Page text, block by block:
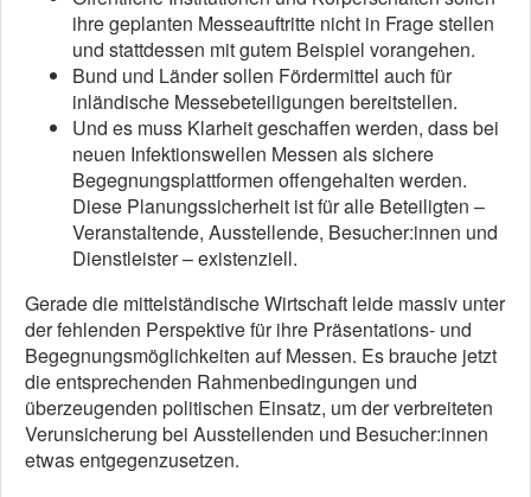
ihre geplanten Messeauftritte nicht in Frage stellen
und stattdessen mit gutem Beispiel vorangehen.
Bund und Länder sollen Fördermittel auch für
inländische Messebeteiligungen bereitstellen.
Und es muss Klarheit geschaffen werden, dass bei
neuen Infektionswellen Messen als sichere
Begegnungsplattformen offengehalten werden.
Diese Planungssicherheit ist für alle Beteiligten –
Veranstaltende, Ausstellende, Besucher:innen und
Dienstleister – existenziell.
Gerade die mittelständische Wirtschaft leide massiv unter
der fehlenden Perspektive für ihre Präsentations- und
Begegnungsmöglichkeiten auf Messen. Es brauche jetzt
die entsprechenden Rahmenbedingungen und
überzeugenden politischen Einsatz, um der verbreiteten
Verunsicherung bei Ausstellenden und Besucher:innen
etwas entgegenzusetzen.